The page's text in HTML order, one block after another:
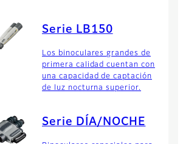
Serie LB150
Los binoculares grandes de
primera calidad cuentan con
una capacidad de captación
de luz nocturna superior.
Serie DÍA/NOCHE